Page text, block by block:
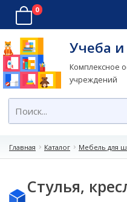
0
Учеба
Комплексное
учреждений
Главная Каталог Мебель для
Стулья,